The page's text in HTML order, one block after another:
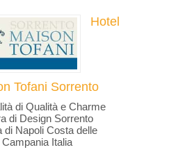
Hotel
Tofani Sorrento
di Qualità e Charme
di Design Sorrento
di Napoli Costa delle
Italia